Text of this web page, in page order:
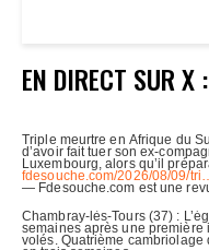
EN DIRECT SUR X :